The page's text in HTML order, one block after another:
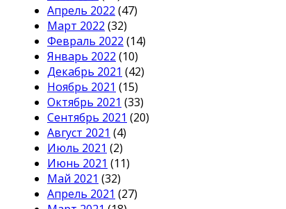
Апрель 2022 (47)
Март 2022 (32)
Февраль 2022 (14)
Январь 2022 (10)
Декабрь 2021 (42)
Ноябрь 2021 (15)
Октябрь 2021 (33)
Сентябрь 2021 (20)
Август 2021 (4)
Июль 2021 (2)
Июнь 2021 (11)
Май 2021 (32)
Апрель 2021 (27)